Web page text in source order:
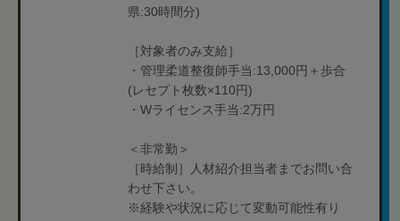
県:30時間分)
［対象者のみ支給］
・管理柔道整復師手当:13,000円＋歩合
(レセプト枚数×110円)
・Wライセンス手当:2万円
＜非常勤＞
［時給制］人材紹介担当者までお問い合
わせ下さい。
※経験や状況に応じて変動可能性有り